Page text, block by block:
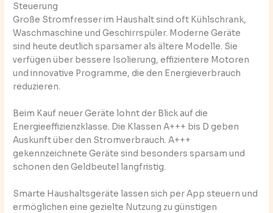
Steuerung
Große Stromfresser im Haushalt sind oft Kühlschrank,
Waschmaschine und Geschirrspüler. Moderne Geräte
sind heute deutlich sparsamer als ältere Modelle. Sie
verfügen über bessere Isolierung, effizientere Motoren
und innovative Programme, die den Energieverbrauch
reduzieren.
Beim Kauf neuer Geräte lohnt der Blick auf die
Energieeffizienzklasse. Die Klassen A+++ bis D geben
Auskunft über den Stromverbrauch. A+++
gekennzeichnete Geräte sind besonders sparsam und
schonen den Geldbeutel langfristig.
Smarte Haushaltsgeräte lassen sich per App steuern und
ermöglichen eine gezielte Nutzung zu günstigen